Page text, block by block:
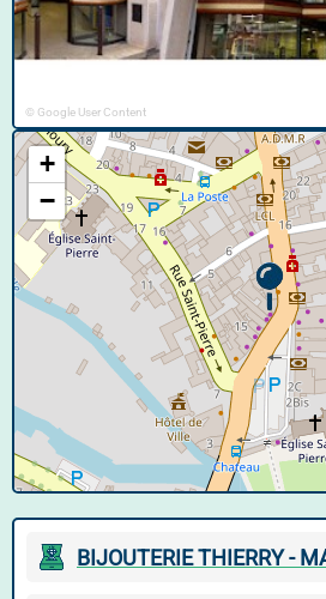
© Google User Content
+
−
BIJOUTERIE THIERRY -